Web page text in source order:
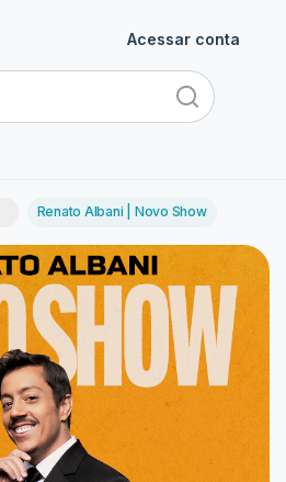
Acessar conta
Renato Albani | Novo Show